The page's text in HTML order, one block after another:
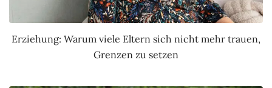
Erziehung: Warum viele Eltern sich nicht mehr trauen,
Grenzen zu setzen